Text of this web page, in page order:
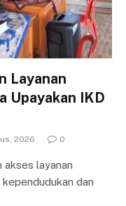
Layanan
Upayakan IKD
2026 0
akses layanan
dan